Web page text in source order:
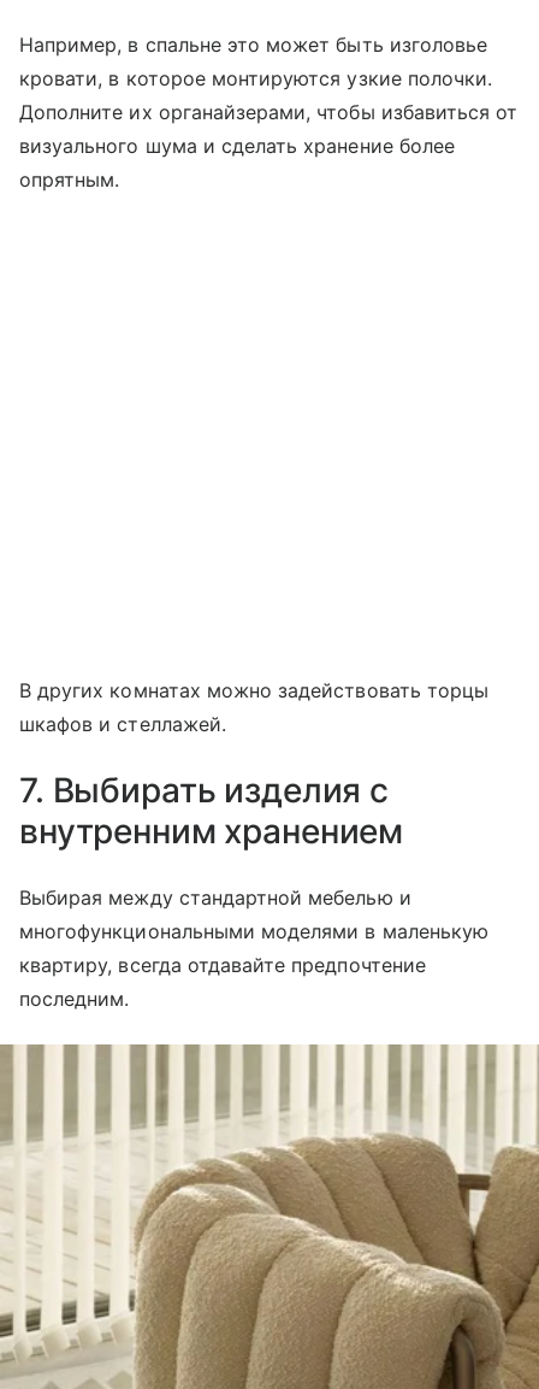
Например, в спальне это может быть изголовье
кровати, в которое монтируются узкие полочки.
Дополните их органайзерами, чтобы избавиться от
визуального шума и сделать хранение более
опрятным.
В других комнатах можно задействовать торцы
шкафов и стеллажей.
7. Выбирать изделия с
внутренним хранением
Выбирая между стандартной мебелью и
многофункциональными моделями в маленькую
квартиру, всегда отдавайте предпочтение
последним.